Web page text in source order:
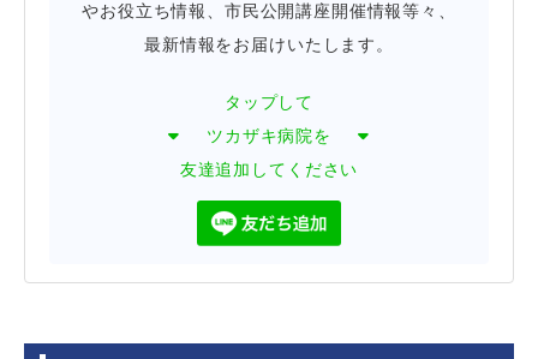
やお役立ち情報、市民公開講座開催情報等々、
最新情報をお届けいたします。
タップして
ツカザキ病院を
友達追加してください